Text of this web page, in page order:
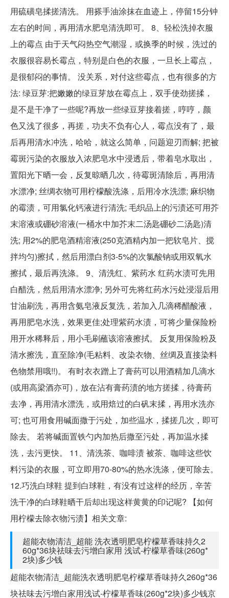
用硫磺皂揉搓清洗。 用搽手油涂抹在血迹上，停留15分钟
左右的时间，再用清水肥皂清洗即可。 8、轻松洗掉衣服
上的霉点 由于天气闷热空气潮湿，或换季的时候，洗过的
衣服很容易长霉点，特别是白色的衣服，一旦长上霉点，
是很郁闷的事情。 没关系，对付这些霉点，也有很多的方
法: 绿豆芽:把嫩嫩的绿豆芽放在霉点上，双手使劲搓揉，
是不是干净了一些呢?再放一些绿豆芽接着搓，哼哼，颜
色又浅了很多，再搓，功夫不负有心人，霉点没有了，最
后再用清水冲洗，哈哈，就这么简单，问题迎刃而解; 把被
霉斑污染的衣服放入浓肥皂水中浸透后，带着皂水取出，
置阳光下晒一会，反复晾晒几次，待霉斑清除后，再用清
水漂净; 丝绸衣物可用柠檬酸洗涤，后用冷水洗漂; 麻织物
的霉渍，可用氯化钙液进行清洗; 毛织品上的污渍还可用芥
末溶液或硼砂溶液(一桶水中加芥末二汤匙硼砂二汤匙)清
洗; 用2%的肥皂酒精溶液(250克酒精内加一把软皂片、搅
拌均匀)擦拭，然后用漂白剂3-5%的次氯酸钠或用双氧水
擦拭，最后再洗涤。 9、清洗红、紫药水 红药水渍可先用
白醋洗，然后用清水漂净; 另外可先将红药水污处浸湿后用
甘油刷洗，再用含氨皂液反复洗，若加入几滴稀醋酸液，
再用肥皂水洗，效果更佳;处理紫药水渍，可将少量保险粉
用开水稀释后，用小毛刷蘸该溶液擦拭。 反复用保险粉及
清水擦洗，直至除净(毛粘料、改染衣物、丝绸及直接染料
色物禁用哦!!)。 有时衣衣蹭上了膏药可以用酒精加几滴水
(或用高梁酒亦可)，放在沾有膏药渍的地方搓揉，待膏药
去净，再用清水漂洗，或用焙过的白矾末揉，再用水洗亦
可; 也可用食用碱面撒于污处，加些温水，揉搓几次，即可
除去。 若将碱面置铁勺内加热后撒至污处，再加温水揉
洗，去污更快。 11、清洗茶、咖啡渍 被茶、咖啡这些饮
料污染的衣服，可立即用70-80%的热水洗涤，便可除去。
12.巧洗白球鞋 提到白球鞋，有没有过这样的经历，辛苦
洗干净的白球鞋晒干后却出现这样黄黄的印记呢? 【如何
用柠檬去除衣物污渍】相关文章:
超能衣物清洁_超能 洗衣透明肥皂柠檬草香味持久2
60g*36块祛味去污增白家用 浅试-柠檬草香味(260g*
2块)多少钱
超能衣物清洁_超能洗衣透明肥皂柠檬草香味持久260g*36
块祛味去污增白家用浅试-柠檬草香味(260g*2块)多少钱京